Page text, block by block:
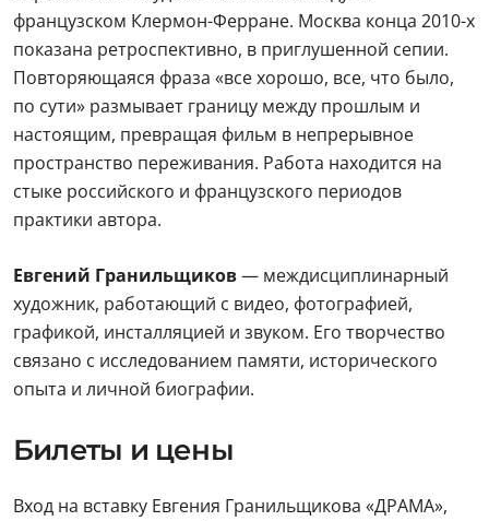
французском Клермон-Ферране. Москва конца 2010-х
показана ретроспективно, в приглушенной сепии.
Повторяющаяся фраза «все хорошо, все, что было,
по сути» размывает границу между прошлым и
настоящим, превращая фильм в непрерывное
пространство переживания. Работа находится на
стыке российского и французского периодов
практики автора.
Евгений Гранильщиков— междисциплинарный
художник, работающий с видео, фотографией,
графикой, инсталляцией и звуком. Его творчество
связано с исследованием памяти, исторического
опыта и личной биографии.
Билеты и цены
Вход на вставку Евгения Гранильщикова «ДРАМА»,